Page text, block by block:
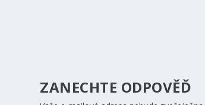
ZANECHTE ODPOVĚĎ